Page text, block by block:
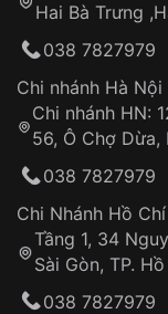
Hai Bà Trưng
038 7827979
Chi nhánh Hà Nội
Chi nhánh HN:
56, Ô Chợ
038 7827979
Chi Nhánh Hồ
Tầng 1, 34
Sài Gòn, TP.
038 7827979